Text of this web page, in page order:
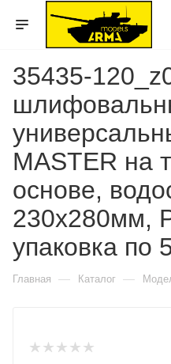
35435-
MASTER на
основе,
230х280мм,
упаковка по
Главная — Каталог —